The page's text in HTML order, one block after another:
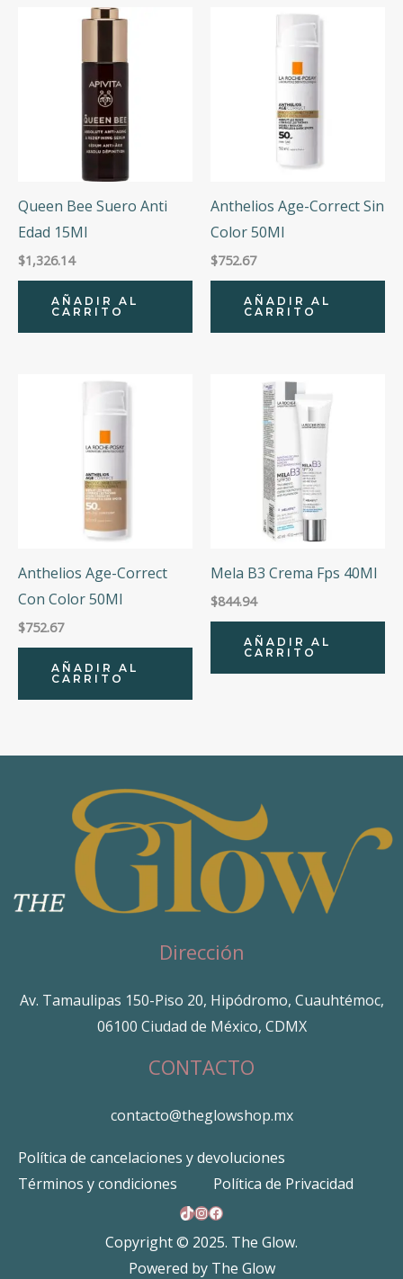
Queen Bee Suero Anti
Edad 15Ml
$1,326.14
AÑADIR AL
CARRITO
Anthelios Age-Correct Sin
Color 50Ml
$752.67
AÑADIR AL
CARRITO
Anthelios Age-Correct
Con Color 50Ml
$752.67
AÑADIR AL
CARRITO
Mela B3 Crema Fps 40Ml
$844.94
AÑADIR AL
CARRITO
Dirección
Av. Tamaulipas 150-Piso 20, Hipódromo, Cuauhtémoc,
06100 Ciudad de México, CDMX
CONTACTO
contacto@theglowshop.mx
Política de cancelaciones y devoluciones
Términos y condiciones
Política de Privacidad
TikTok
Instagram
Facebook
Copyright © 2025. The Glow.
Powered by The Glow